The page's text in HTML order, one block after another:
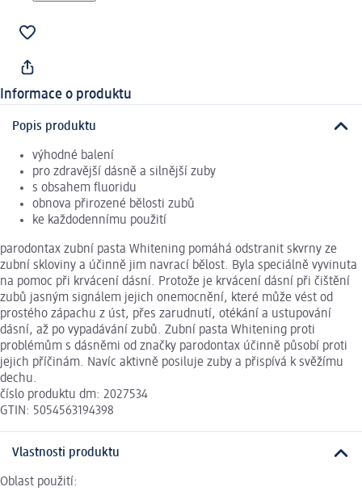
Informace o produktu
Popis produktu
výhodné balení
pro zdravější dásně a silnější zuby
s obsahem fluoridu
obnova přirozené bělosti zubů
ke každodennímu použití
parodontax zubní pasta Whitening pomáhá odstranit skvrny ze
zubní skloviny a účinně jim navrací bělost. Byla speciálně vyvinuta
na pomoc při krvácení dásní. Protože je krvácení dásní při čištění
zubů jasným signálem jejich onemocnění, které může vést od
prostého zápachu z úst, přes zarudnutí, otékání a ustupování
dásní, až po vypadávání zubů. Zubní pasta Whitening proti
problémům s dásněmi od značky parodontax účinně působí proti
jejich příčinám. Navíc aktivně posiluje zuby a přispívá k svěžímu
dechu.
číslo produktu dm: 2027534
GTIN: 5054563194398
Vlastnosti produktu
Oblast použití: